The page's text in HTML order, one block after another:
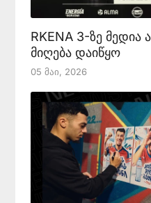
RKENA 3-ზე მედია
მიღება დაიწყო
05 Მაი, 2026